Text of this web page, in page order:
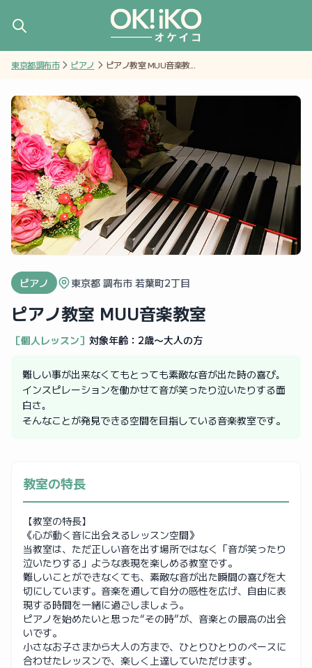
東京都調布市 ピアノ ピアノ教室 MUU音楽教...
ピアノ 東京都 調布市 若葉町2丁目
ピアノ教室 MUU音楽教室
［個人レッスン］ 対象年齢： 2歳〜大人の方
難しい事が出来なくてもとっても素敵な音が出た時の喜び｡
インスピレーションを働かせて音が笑ったり泣いたりする面
白さ｡
そんなことが発見できる空間を目指している音楽教室です。
教室の特長
【教室の特長】
《心が動く音に出会えるレッスン空間》
当教室は、ただ正しい音を出す場所ではなく「音が笑ったり
泣いたりする」ような表現を楽しめる教室です。
難しいことができなくても、素敵な音が出た瞬間の喜びを大
切にしています。音楽を通して自分の感性を広げ、自由に表
現する時間を一緒に過ごしましょう。
ピアノを始めたいと思った“その時”が、音楽との最高の出会
いです。
小さなお子さまから大人の方まで、ひとりひとりのペースに
合わせたレッスンで、楽しく上達していただけます。